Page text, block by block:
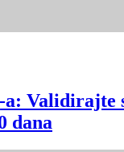
a: Validirajte
dana